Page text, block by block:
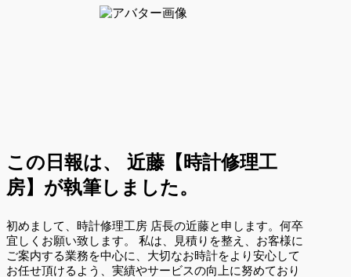
この日報は、
近藤【時計修理工
房】が執筆しました。
初めまして、時計修理工房 店長の近藤と申します。何卒
宜しくお願い致します。 私は、見積りを整え、お客様に
ご案内する業務を中心に、大切なお時計をより安心して
お任せ頂けるよう、実績やサービスの向上に努めており